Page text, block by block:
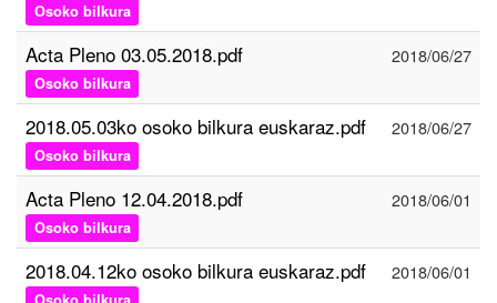
Osoko bilkura
Acta Pleno 03.05.2018.pdf
Osoko bilkura
2018/06/27
2018.05.03ko osoko bilkura euskaraz.pdf
Osoko bilkura
2018/06/27
Acta Pleno 12.04.2018.pdf
Osoko bilkura
2018/06/01
2018.04.12ko osoko bilkura euskaraz.pdf 2018/06/01